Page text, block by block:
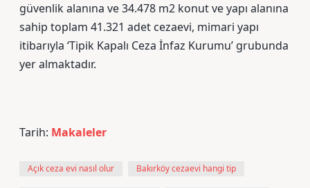
güvenlik alanına ve 34.478 m2 konut ve yapı alanına
sahip toplam 41.321 adet cezaevi, mimari yapı
itibarıyla ‘Tipik Kapalı Ceza İnfaz Kurumu’ grubunda
yer almaktadır.
Tarih: Makaleler
Açık ceza evi nasıl olur Bakırköy cezaevi hangi tip